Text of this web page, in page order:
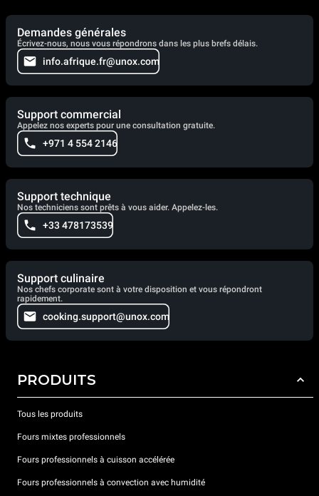
Demandes générales
Écrivez-nous, nous vous répondrons dans les plus brefs délais.
info.afrique.fr@unox.com
Support commercial
Appelez nos experts pour une consultation gratuite.
+971 4 554 2146
Support technique
Nos techniciens sont prêts à vous aider. Appelez-les.
+33 478173539
Support culinaire
Nos chefs corporate sont à votre disposition et vous répondront
rapidement.
cooking.support@unox.com
PRODUITS
Tous les produits
Fours mixtes professionnels
Fours professionnels à cuisson accélérée
Fours professionnels à convection avec humidité